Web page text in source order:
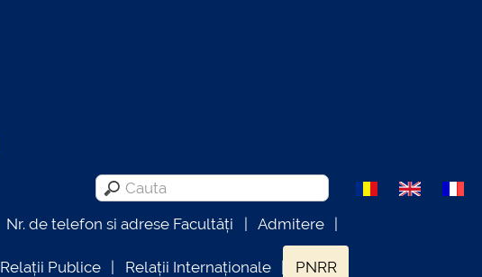
Nr. de telefon si adrese Facultăți Admitere
Relații Publice Relații Internaționale PNRR